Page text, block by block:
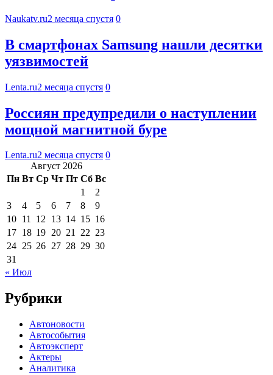
Naukatv.ru2 месяца спустя 0
В смартфонах Samsung нашли десятки
уязвимостей
Lenta.ru2 месяца спустя 0
Россиян предупредили о наступлении
мощной магнитной буре
Lenta.ru2 месяца спустя 0
Август 2026
Пн Вт Ср Чт Пт Сб Вс
1
2
3
4 5 6 7 8
9
10 11 12 13 14 15 16
17 18 19 20 21 22 23
24 25 26 27 28 29 30
31
« Июл
Рубрики
Автоновости
Автособытия
Автоэксперт
Актеры
Аналитика